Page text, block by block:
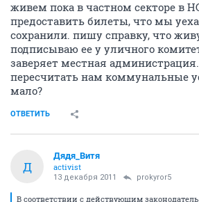
живем пока в частном секторе в
предоставить билеты, что мы
сохранили. пишу справку, что
подписываю ее у уличного
заверяет местная
пересчитать нам коммунальные
мало?
ОТВЕТИТЬ
Д
Дядя_Витя
activist
13 декабря 2011 prokyror5
В соответствии с действующим